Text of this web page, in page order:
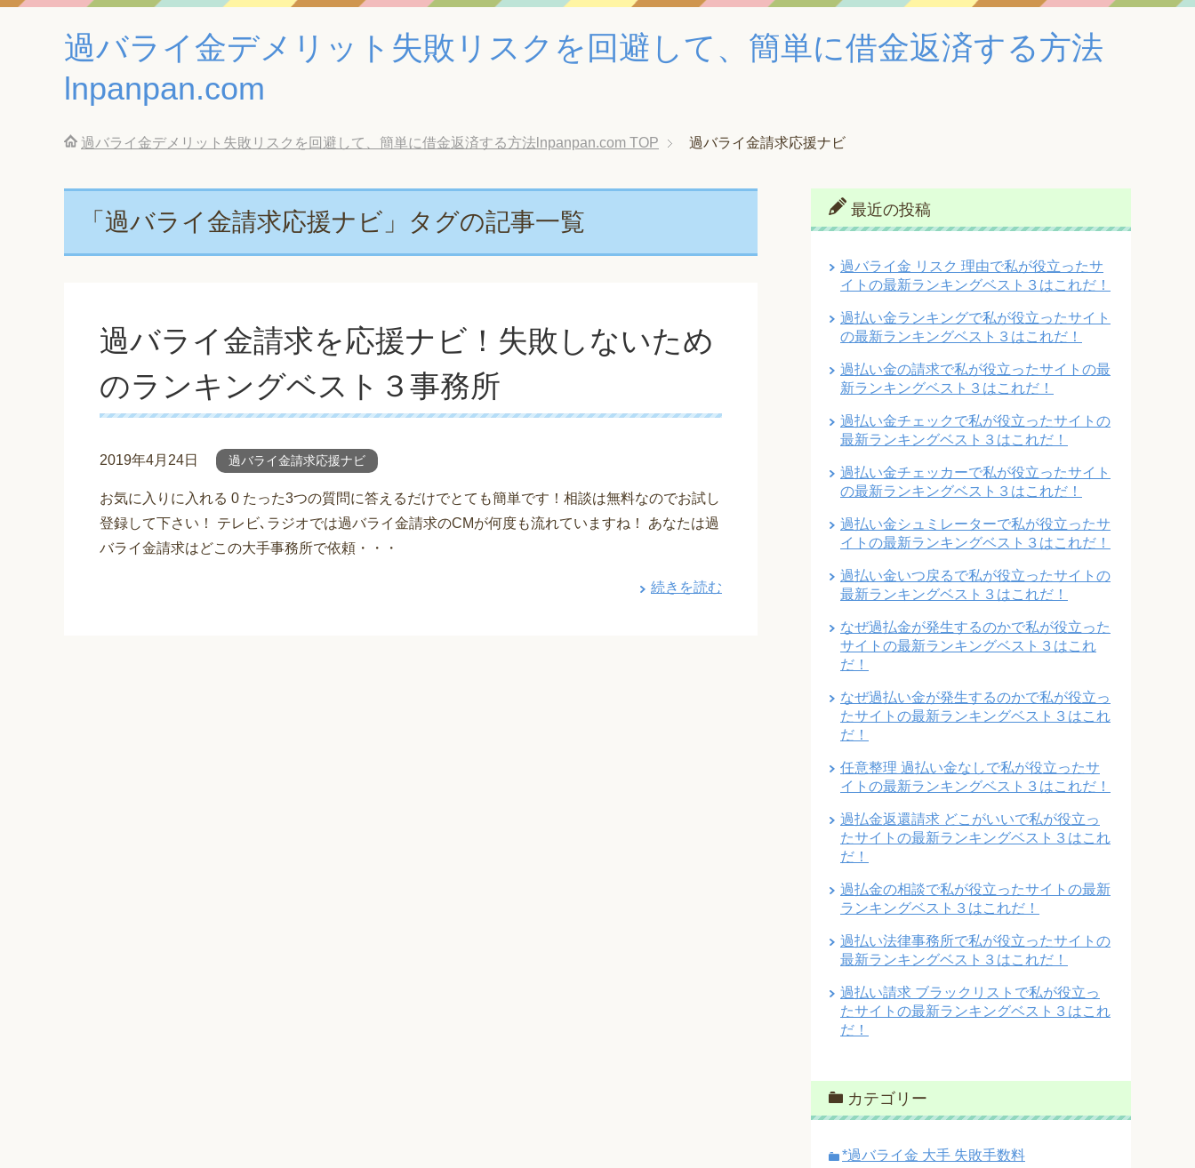
過バライ金デメリット失敗リスクを回避して、簡単に借金返済する方法
lnpanpan.com
過バライ金デメリット失敗リスクを回避して、簡単に借金返済する方法lnpanpan.com TOP 過バライ金請求応援ナビ
「過バライ金請求応援ナビ」タグの記事一覧
過バライ金請求を応援ナビ！失敗しないため
のランキングベスト３事務所
2019年4月24日 過バライ金請求応援ナビ
お気に入りに入れる 0 たった3つの質問に答えるだけでとても簡単です！相談は無料なのでお試し
登録して下さい！ テレビ､ラジオでは過バライ金請求のCMが何度も流れていますね！ あなたは過
バライ金請求はどこの大手事務所で依頼・・・
続きを読む
最近の投稿
過バライ金 リスク 理由で私が役立ったサ
イトの最新ランキングベスト３はこれだ！
過払い金ランキングで私が役立ったサイト
の最新ランキングベスト３はこれだ！
過払い金の請求で私が役立ったサイトの最
新ランキングベスト３はこれだ！
過払い金チェックで私が役立ったサイトの
最新ランキングベスト３はこれだ！
過払い金チェッカーで私が役立ったサイト
の最新ランキングベスト３はこれだ！
過払い金シュミレーターで私が役立ったサ
イトの最新ランキングベスト３はこれだ！
過払い金いつ戻るで私が役立ったサイトの
最新ランキングベスト３はこれだ！
なぜ過払金が発生するのかで私が役立った
サイトの最新ランキングベスト３はこれ
だ！
なぜ過払い金が発生するのかで私が役立っ
たサイトの最新ランキングベスト３はこれ
だ！
任意整理 過払い金なしで私が役立ったサ
イトの最新ランキングベスト３はこれだ！
過払金返還請求 どこがいいで私が役立っ
たサイトの最新ランキングベスト３はこれ
だ！
過払金の相談で私が役立ったサイトの最新
ランキングベスト３はこれだ！
過払い法律事務所で私が役立ったサイトの
最新ランキングベスト３はこれだ！
過払い請求 ブラックリストで私が役立っ
たサイトの最新ランキングベスト３はこれ
だ！
カテゴリー
*過バライ金 大手 失敗手数料